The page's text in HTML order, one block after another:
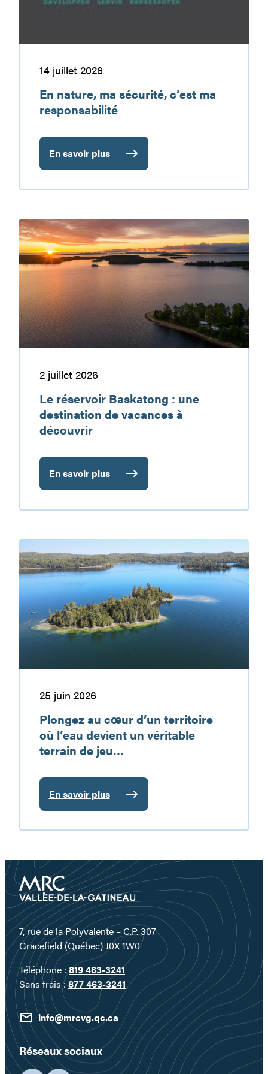
responsabilité
14 juillet 2026
En nature, ma sécurité, c’est ma
responsabilité
En savoir plus
:
En
nature,
sécurité,
c’est
ma
responsabilité
Le
réservoir
Baskatong
:
une
destination
de
vacances
à
2 juillet 2026
Le réservoir Baskatong : une
destination de vacances à
découvrir
En savoir plus
:
Le
réservoir
:
une
destination
de
vacances
à
découvrir
au
cœur
d’un
territoire
où
l’eau
devient
terrain25 juin 2026
Plongez au cœur d’un territoire
où l’eau devient un véritable
terrain de jeu…
En savoir plus
:
Plongez
au
d’un
territoire
où
l’eau
devient
un
véritable
terrain
de
jeu…
7, rue de la Polyvalente – C.P. 307
Gracefield (Québec) J0X 1W0
Téléphone :819 463-3241
Sans frais : 877 463-3241
info@mrcvg.qc.ca
Réseaux sociaux